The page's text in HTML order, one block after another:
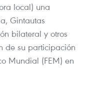
local) una
Gintautas
bilateral y otros
de su participación
Mundial (FEM) en